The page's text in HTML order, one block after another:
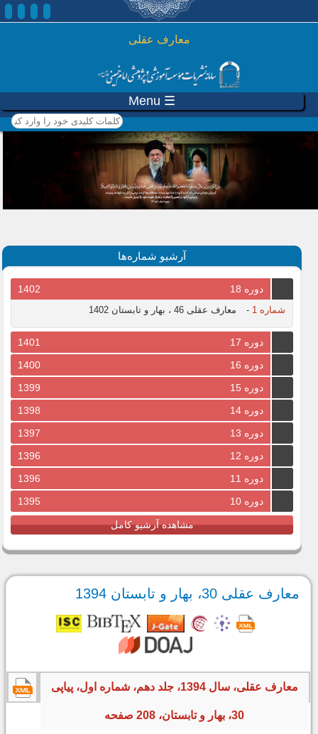
رفتن به محتوای اصلی
معارف عقلی
☰ Menu
کلمات کلیدی خود را وارد
کنید
آرشیو شماره‌ها
دوره 18 1402
شماره 1 - معارف عقلی 46 ، بهار و تابستان 1402
دوره 17
1401
دوره 16
1400
دوره 15
1399
دوره 14
1398
دوره 13
1397
دوره 12
1396
دوره 11
1396
دوره 10
1395
مشاهده آرشیو کامل
معارف عقلی 30، بهار و تابستان 1394
معارف عقلی، سال 1394، جلد دهم، شماره اول، پیاپی
30، بهار و تابستان، 208 صفحه